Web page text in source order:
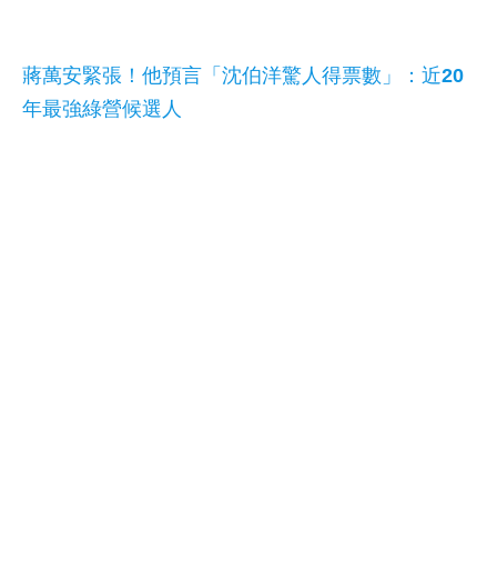
蔣萬安緊張！他預言「沈伯洋驚人得票數」：近20
年最強綠營候選人